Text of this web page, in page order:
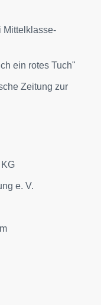
Mittelklasse-
ein rotes Tuch"
Zeitung zur
e. V.